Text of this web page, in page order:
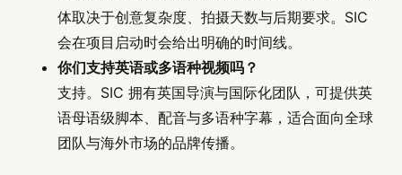
体取决于创意复杂度、拍摄天数与后期要求。SIC
会在项目启动时会给出明确的时间线。
你们支持英语或多语种视频吗？
支持。SIC 拥有英国导演与国际化团队，可提供英
语母语级脚本、配音与多语种字幕，适合面向全球
团队与海外市场的品牌传播。